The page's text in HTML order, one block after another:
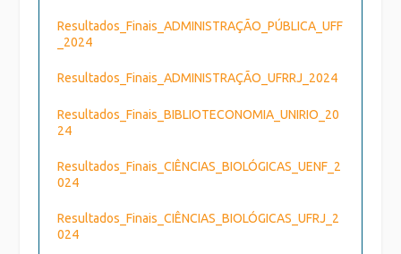
Resultados_Finais_ADMINISTRAÇÃO_PÚBLICA_UFF
_2024
Resultados_Finais_ADMINISTRAÇÃO_UFRRJ_2024
Resultados_Finais_BIBLIOTECONOMIA_UNIRIO_20
24
Resultados_Finais_CIÊNCIAS_BIOLÓGICAS_UENF_2
024
Resultados_Finais_CIÊNCIAS_BIOLÓGICAS_UFRJ_2
024